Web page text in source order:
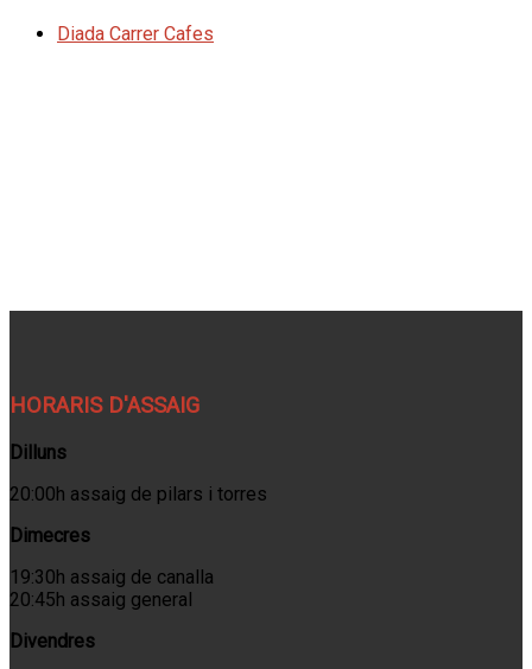
Diada Carrer Cafes
HORARIS D'ASSAIG
Dilluns
20:00h assaig de pilars i torres
Dimecres
19:30h assaig de canalla
20:45h assaig general
Divendres